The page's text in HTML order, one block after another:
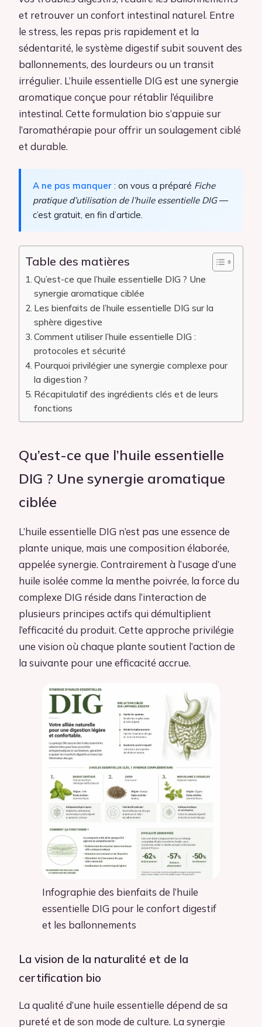
et retrouver un confort intestinal naturel. Entre
le stress, les repas pris rapidement et la
sédentarité, le système digestif subit souvent des
ballonnements, des lourdeurs ou un transit
irrégulier. L’huile essentielle DIG est une synergie
aromatique conçue pour rétablir l’équilibre
intestinal. Cette formulation bio s’appuie sur
l’aromathérapie pour offrir un soulagement ciblé
et durable.
A ne pas manquer : on vous a préparé Fiche
pratique d’utilisation de l’huile essentielle DIG—
c’est gratuit, en fin d’article.
Table des matières
Qu’est-ce que l’huile essentielle DIG ? Une
synergie aromatique ciblée
Les bienfaits de l’huile essentielle DIG sur la
sphère digestive
Comment utiliser l’huile essentielle DIG :
protocoles et sécurité
Pourquoi privilégier une synergie complexe pour
la digestion ?
Récapitulatif des ingrédients clés et de leurs
fonctions
Qu’est-ce que l’huile essentielle
DIG ? Une synergie aromatique
ciblée
L’huile essentielle DIG n’est pas une essence de
plante unique, mais une composition élaborée,
appelée synergie. Contrairement à l’usage d’une
huile isolée comme la menthe poivrée, la force du
complexe DIG réside dans l’interaction de
plusieurs principes actifs qui démultiplient
l’efficacité du produit. Cette approche privilégie
une vision où chaque plante soutient l’action de
la suivante pour une efficacité accrue.
Infographie des bienfaits de l’huile
essentielle DIG pour le confort digestif
et les ballonnements
La vision de la naturalité et de la
certification bio
La qualité d’une huile essentielle dépend de sa
pureté et de son mode de culture. La synergie